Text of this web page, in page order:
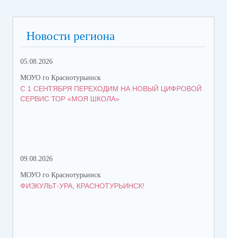
Новости региона
05.08.2026
МОУО го Краснотурьинск
С 1 СЕНТЯБРЯ ПЕРЕХОДИМ НА НОВЫЙ ЦИФРОВОЙ
СЕРВИС ТОР «МОЯ ШКОЛА»
09.08.2026
МОУО го Краснотурьинск
ФИЗКУЛЬТ-УРА, КРАСНОТУРЬИНСК!